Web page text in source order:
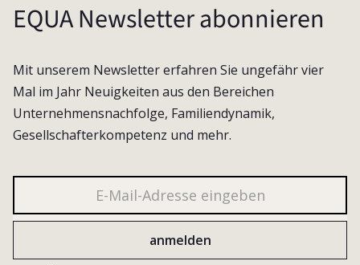
EQUA Newsletter abonnieren
Mit unserem Newsletter erfahren Sie ungefähr vier
Mal im Jahr Neuigkeiten aus den Bereichen
Unternehmensnachfolge, Familiendynamik,
Gesellschafterkompetenz und mehr.